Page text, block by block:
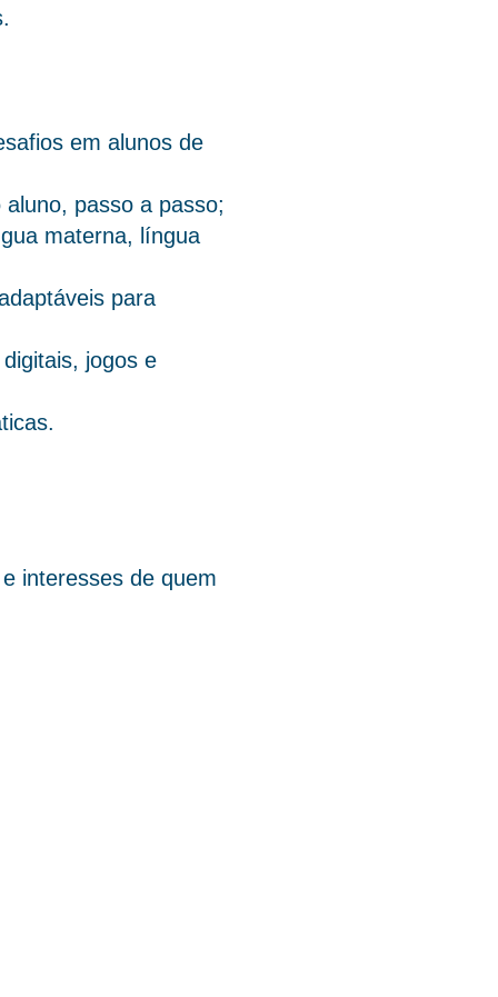
em alunos de
passo a passo;
materna, língua
para
jogos e
interesses de quem